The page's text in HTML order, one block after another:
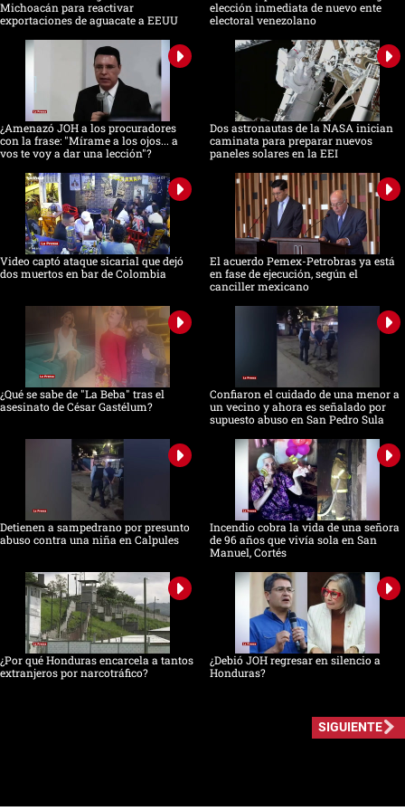
Michoacán para reactivar
exportaciones de aguacate a EEUU
elección inmediata de nuevo ente
electoral venezolano
¿Amenazó JOH a los procuradores
con la frase: "Mírame a los ojos... a
vos te voy a dar una lección"?
Dos astronautas de la NASA inician
caminata para preparar nuevos
paneles solares en la EEI
Video captó ataque sicarial que dejó
dos muertos en bar de Colombia
El acuerdo Pemex-Petrobras ya está
en fase de ejecución, según el
canciller mexicano
¿Qué se sabe de "La Beba" tras el
asesinato de César Gastélum?
Confiaron el cuidado de una menor a
un vecino y ahora es señalado por
supuesto abuso en San Pedro Sula
Detienen a sampedrano por presunto
abuso contra una niña en Calpules
Incendio cobra la vida de una señora
de 96 años que vivía sola en San
Manuel, Cortés
¿Por qué Honduras encarcela a tantos
extranjeros por narcotráfico?
¿Debió JOH regresar en silencio a
Honduras?
SIGUIENTE